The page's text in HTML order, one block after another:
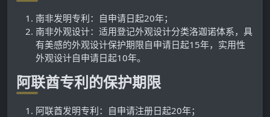
南非发明专利：自申请日起20年；
南非外观设计：适用登记外观设计分类洛迦诺体系，具
有美感的外观设计保护期限自申请日起15年，实用性
外观设计自申请日起10年。
阿联酋专利的保护期限
阿联酋发明专利：自申请注册日起20年；